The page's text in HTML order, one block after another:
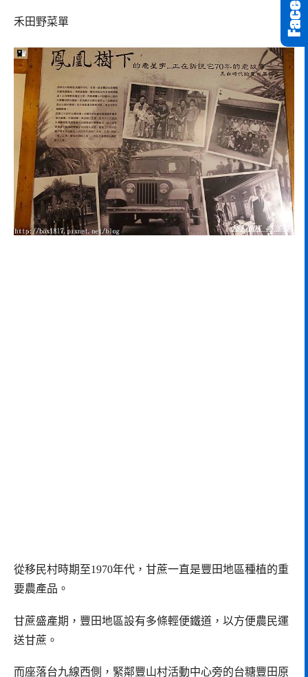
禾田野菜單
從移民村時期至1970年代，甘蔗一直是豐田地區種植的重
要農產品。
甘蔗盛產期，豐田地區設有多條輕便鐵道，以方便農民運
送甘蔗。
而座落台九線西側，緊鄰豐山村活動中心旁的台糖豐田原